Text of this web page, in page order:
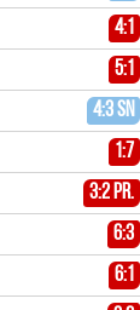
4:1
5:1
4:3 sn
1:7
3:2 pr.
6:3
6:1